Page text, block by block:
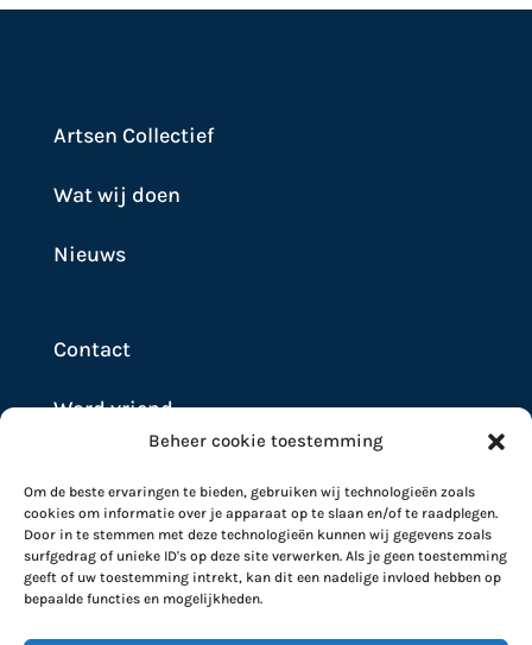
Beheer cookie toestemming
Om de beste ervaringen te bieden, gebruiken wij technologieën zoals
cookies om informatie over je apparaat op te slaan en/of te raadplegen.
Door in te stemmen met deze technologieën kunnen wij gegevens zoals
surfgedrag of unieke ID's op deze site verwerken. Als je geen toestemming
geeft of uw toestemming intrekt, kan dit een nadelige invloed hebben op
bepaalde functies en mogelijkheden.
Artsen Collectief
Wat wij doen
Nieuws
Contact
Word vriend